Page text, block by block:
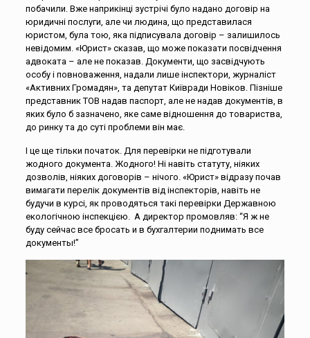
побачили. Вже наприкінці зустрічі було надано договір на
юридичні послуги, але чи людина, що представилася
юристом, була тою, яка підписувала договір – залишилось
невідомим. «Юрист» сказав, що може показати посвідчення
адвоката – але не показав. Документи, що засвідчують
особу і повноваження, надали лише інспектори, журналіст
«Активних Громадян», та депутат Київради Новіков. Пізніше
представник ТОВ надав паспорт, але не надав документів, в
яких було б зазначено, яке саме відношення до товариства,
до ринку та до суті проблеми він має.
І це ще тільки початок. Для перевірки не підготували
жодного документа. Жодного! Ні навіть статуту, ніяких
дозволів, ніяких договорів – нічого. «Юрист» відразу почав
вимагати перелік документів від інспекторів, навіть не
будучи в курсі, як проводяться такі перевірки Державною
екологічною інспекцією. А директор промовляв: “Я ж не
буду сейчас все бросать и в бухгалтерии поднимать все
документы!”